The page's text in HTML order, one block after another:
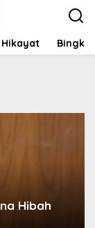
Hikayat Bingkai
Hibah